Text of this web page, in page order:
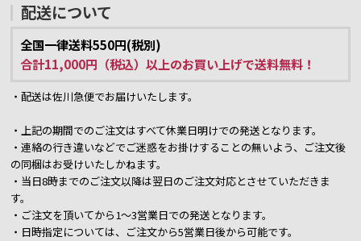
配送について
全国一律送料550円(税別)
合計11,000円（税込）以上のお買い上げで送料無料！
・配送は佐川急便でお届けいたします。
・上記の期間でのご注文はすべて休業日明けでの発送となります。
・連絡の行き違いなどでご迷惑をお掛けすることの無いよう、ご注文後
の同梱はお受けいたしかねます。
・当日8時までのご注文以降は翌日のご注文対応とさせていただきま
す。
・ご注文を頂いてから1～3営業日での発送となります。
・日時指定については、ご注文から5営業日後から可能です。